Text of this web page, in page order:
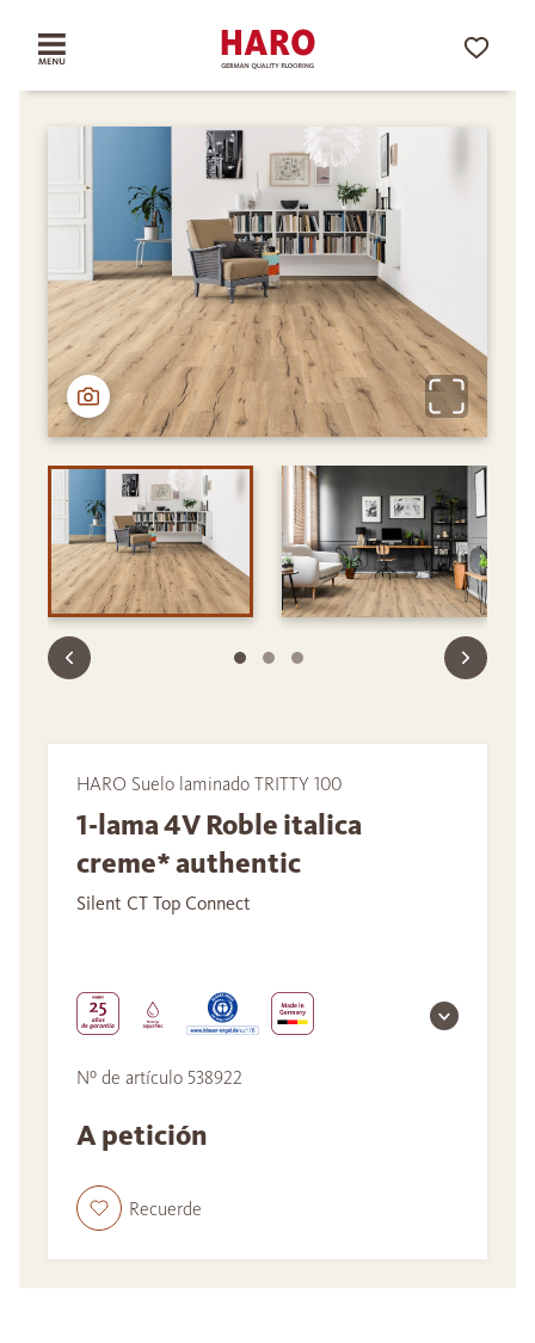
HARO Suelo laminado TRITTY 100
1-lama 4V Roble italica
creme* authentic
Silent CT Top Connect
Nº de artículo 538922
A petición
Recuerde